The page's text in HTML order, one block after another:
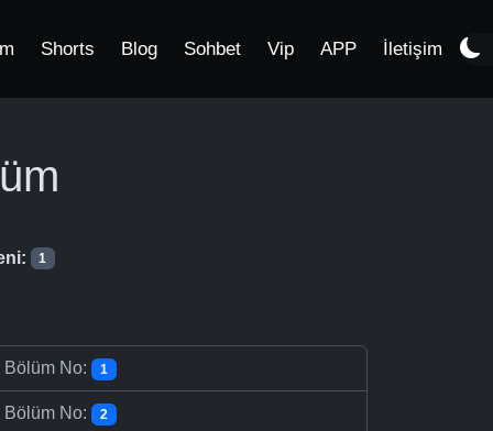
Shorts Blog Sohbet Vip APP İletişim
1
Bölüm No: 1
Bölüm No: 2